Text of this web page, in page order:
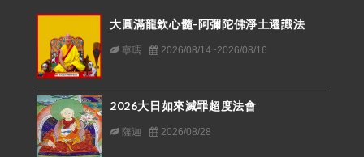
大圓滿龍欽心髓-阿彌陀佛淨土遷識法
寧瑪 2026/08/14~2026/08/16
2026大日如來滅罪超度法會
薩迦 2026/08/28